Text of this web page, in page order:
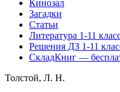
Кинозал
Загадки
Статьи
Литература 1-11
Решения ДЗ 1-11
СкладКниг —
Толстой, Л. Н.